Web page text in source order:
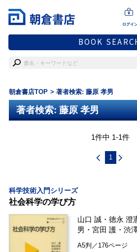
ログイ
BOOK
朝倉書店TOP 著者検索: 藤原 孝男
著者検索: 藤原 孝男
1件中 1-1件
1
科学技術入門シリーズ
社会科学の学び方
山口 誠 ・徳永 澄
男 ・宮田 護 ・渋
A5判／176ページ